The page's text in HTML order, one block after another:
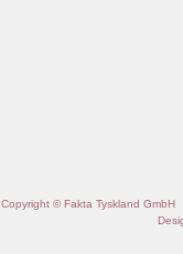
Copyright © Fakta Tyskland GmbH